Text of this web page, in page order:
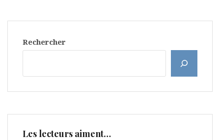
Rechercher
Les lecteurs aiment…